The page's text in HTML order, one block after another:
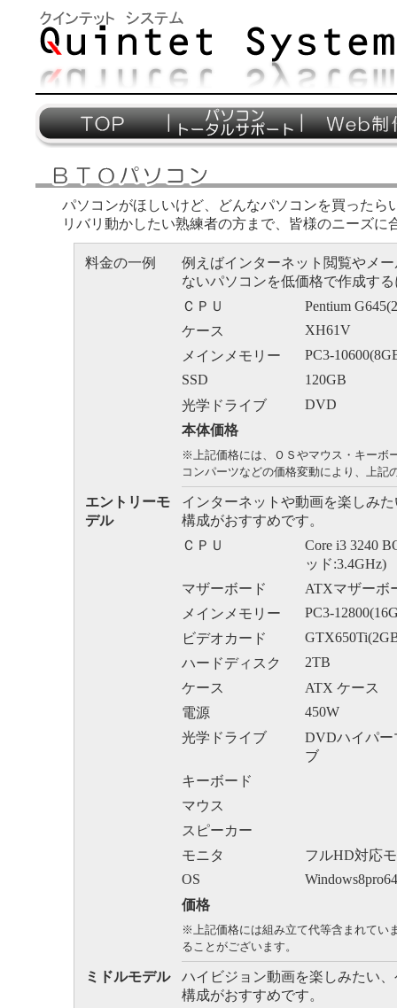
パソコンがほしいけど、どんなパソコンを買った
リバリ動かしたい熟練者の方まで、皆様のニーズ
料金の一例
例えばインターネット閲覧やメ
ないパソコンを低価格で作成す
ＣＰＵ
Pentium
ケース
XH61V
メインメモリー
PC3-
SSD
120GB
光学ドライブ
DVD
本体価格
※上記価格には、ＯＳやマウス・キーボ
コンパーツなどの価格変動により、上記
エントリーモ
デル
インターネットや動画を楽しみ
構成がおすすめです。
ＣＰＵ
Core i3 3240
ッド:3.4GHz)
マザーボード
ATXマザーボ
メインメモリー
PC3-
ビデオカード
ハードディスク
2TB
ケース
ATX ケース
電源
450W
光学ドライブ
DVDハイパー
ブ
キーボード
マウス
スピーカー
モニタ
フルHD対応
OS
価格
※上記価格には組み立て代等含まれてい
ることがございます。
ミドルモデル
ハイビジョン動画を楽しみたい
構成がおすすめです。